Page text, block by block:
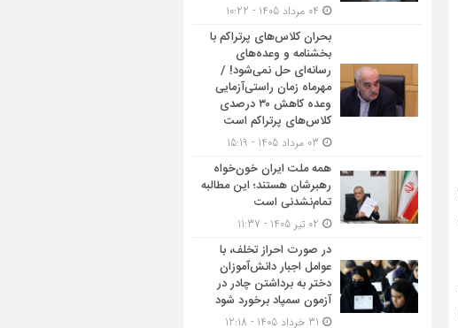
بحران کلاس‌های پرتراکم با
بخشنامه و وعده‌های
رسانه‌ای حل نمی‌شود! /
مهرماه زمان راستی‌آزمایی
وعده کاهش ۳۰ درصدی
کلاس‌های پرتراکم است
همه ملت ایران خون‌خواه
رهبرشان هستند؛ این مطالبه
تمام‌نشدنی است
در صورت احراز تخلف، با
عوامل اجبار دانش‌آموزان
دختر به برداشتن چادر در
آزمون سمپاد برخورد شود